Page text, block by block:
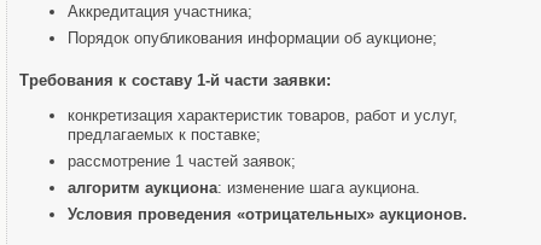
Аккредитация участника;
Порядок опубликования информации об аукционе;
Требования к составу 1-й части заявки:
конкретизация характеристик товаров, работ и услуг,
предлагаемых к поставке;
рассмотрение 1 частей заявок;
алгоритм аукциона: изменение шага аукциона.
Условия проведения «отрицательных» аукционов.